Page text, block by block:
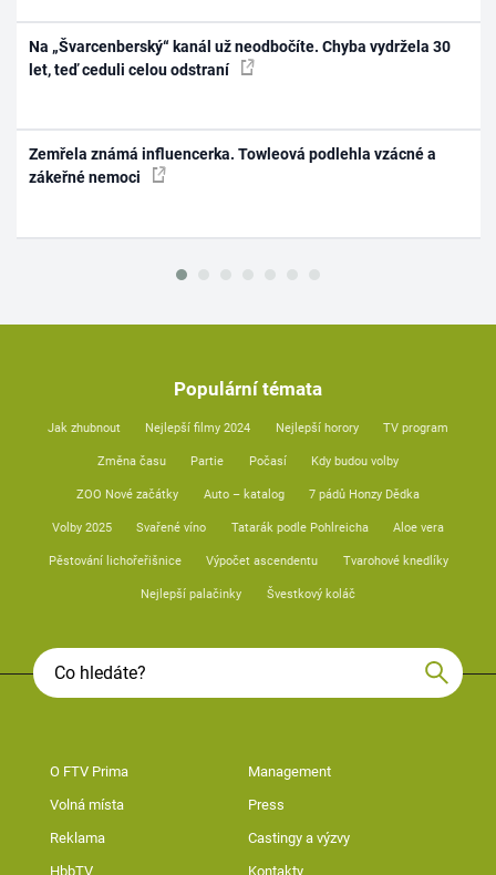
Na „Švarcenberský“ kanál už neodbočíte. Chyba vydržela 30
let, teď ceduli celou odstraní
Zemřela známá influencerka. Towleová podlehla vzácné a
zákeřné nemoci
Populární témata
Jak zhubnout Nejlepší filmy 2024 Nejlepší horory TV program
Změna času Partie Počasí Kdy budou volby
ZOO Nové začátky Auto – katalog 7 pádů Honzy Dědka
Volby 2025 Svařené víno Tatarák podle Pohlreicha Aloe vera
Pěstování lichořeřišnice Výpočet ascendentu Tvarohové knedlíky
Nejlepší palačinky Švestkový koláč
O FTV Prima Management
Volná místa Press
Reklama Castingy a výzvy
HbbTV Kontakty